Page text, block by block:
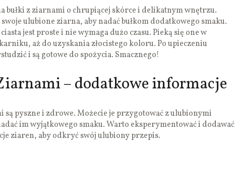
bułki z ziarnami o chrupiącej skórce i delikatnym wnętrzu.
ulubione ziarna, aby nadać bułkom dodatkowego smaku.
jest proste i nie wymaga dużo czasu. Pieką się one w
aż do uzyskania złocistego koloru. Po upieczeniu
i są gotowe do spożycia. Smacznego!
– dodatkowe informacje
są pyszne i zdrowe. Możecie je przygotować z ulubionymi
im wyjątkowego smaku. Warto eksperymentować i dodawać
ziaren, aby odkryć swój ulubiony przepis.